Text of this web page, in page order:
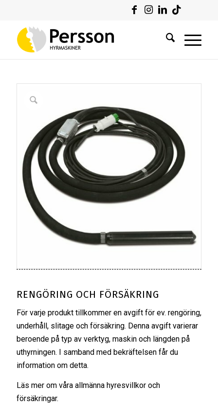
RENGÖRING OCH FÖRSÄKRING
För varje produkt tillkommer en avgift för ev. rengöring,
underhåll, slitage och försäkring. Denna avgift varierar
beroende på typ av verktyg, maskin och längden på
uthyrningen. I samband med bekräftelsen får du
information om detta.
Läs mer om våra allmänna hyresvillkoroch
försäkringar.